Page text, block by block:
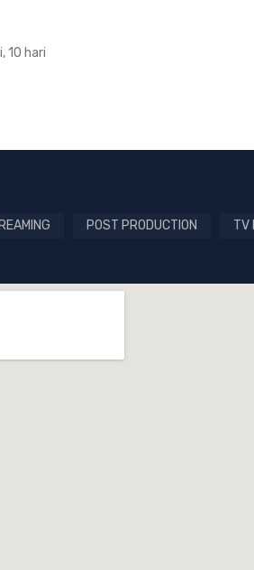
10 hari
POST PRODUCTION TV